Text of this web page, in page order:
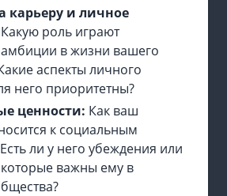
карьеру и личное
Какую роль играют
в жизни вашего
аспекты личного
него приоритетны?
ценности: Как ваш
к социальным
ли у него убеждения или
важны ему в